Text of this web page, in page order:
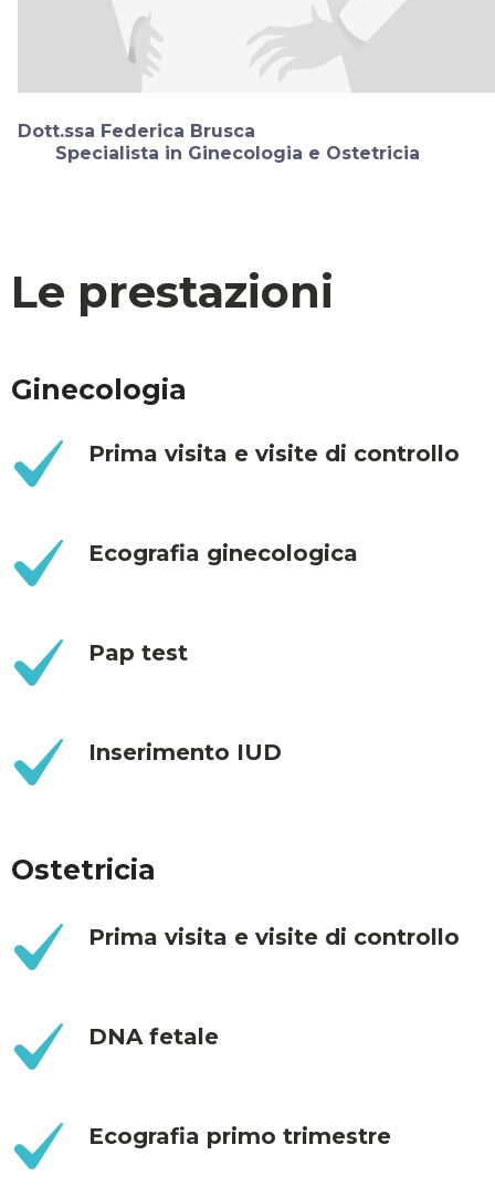
Dott.ssa Federica Brusca
Specialista in Ginecologia e Ostetricia
Le prestazioni
Ginecologia
Prima visita e visite di controllo
Ecografia ginecologica
Pap test
Inserimento IUD
Ostetricia
Prima visita e visite di controllo
DNA fetale
Ecografia primo trimestre